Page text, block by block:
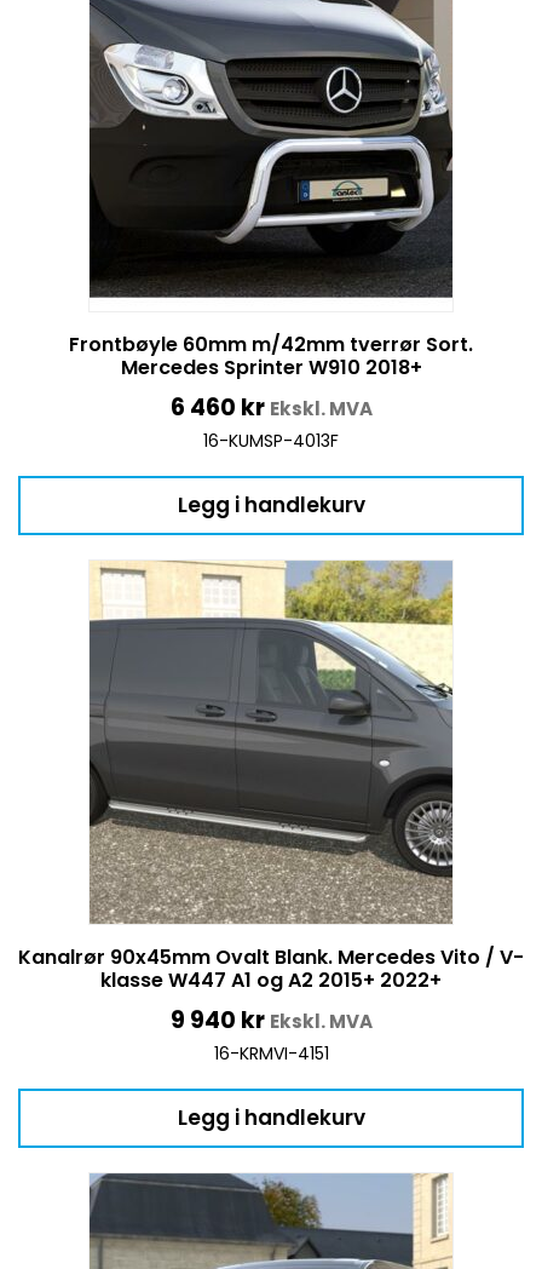
Frontbøyle 60mm m/42mm tverrør Sort.
Mercedes Sprinter W910 2018+
6 460 kr Ekskl. MVA
16-KUMSP-4013F
Legg i handlekurv
Kanalrør 90x45mm Ovalt Blank. Mercedes Vito / V-
klasse W447 A1 og A2 2015+ 2022+
9 940 kr Ekskl. MVA
16-KRMVI-4151
Legg i handlekurv